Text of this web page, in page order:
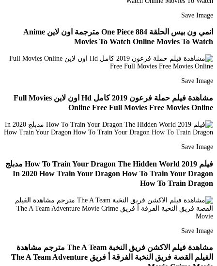
Save Image
انمي ون بيس الحلقة 884 One Piece مترجمة اون لاين Anime
Movies To Watch Online Movies To Watch
Save Image
مشاهدة فيلم حملة فرعون 2019 كامل Hd اون لاين Full Movies
Online Free Full Movies Free Movies Online
Save Image
فيلم How To Train Your Dragon The Hidden World 2019 مدبلج
In 2020 How Train Your Dragon How To Train Your Dragon
How To Train Dragon
Save Image
مشاهدة فيلم الاكشن فريق النخبة The A Team مترجم مشاهدة
الفيلم القصة فريق النخبة الفرقة أ فريق The A Team Adventure